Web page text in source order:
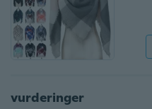
vurderinger